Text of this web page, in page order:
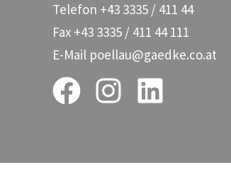
Telefon +43 3335 / 411 44
Fax +43 3335 / 411 44 111
E-Mail poellau@gaedke.co.at